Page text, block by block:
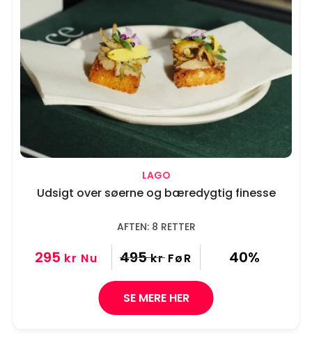
LAGO
Udsigt over søerne og bæredygtig finesse
AFTEN: 8 RETTER
295 kr Nu 495 kr FøR 40%
SE MERE HER